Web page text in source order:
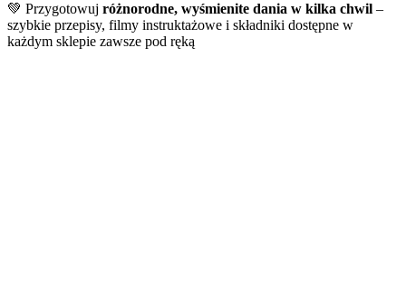
💚 Przygotowuj różnorodne, wyśmienite dania w kilka chwil –
szybkie przepisy, filmy instruktażowe i składniki dostępne w
każdym sklepie zawsze pod ręką